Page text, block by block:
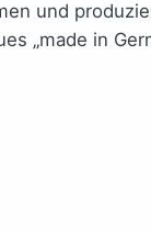
und
„made in